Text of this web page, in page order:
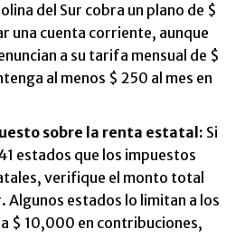
del Sur cobra un plano de $
una cuenta corriente, aunque
a su tarifa mensual de $
al menos $ 250 al mes en
sobre la renta estatal: Si
estados que los impuestos
verifique el monto total
Algunos estados lo limitan a los
$ 10,000 en contribuciones,